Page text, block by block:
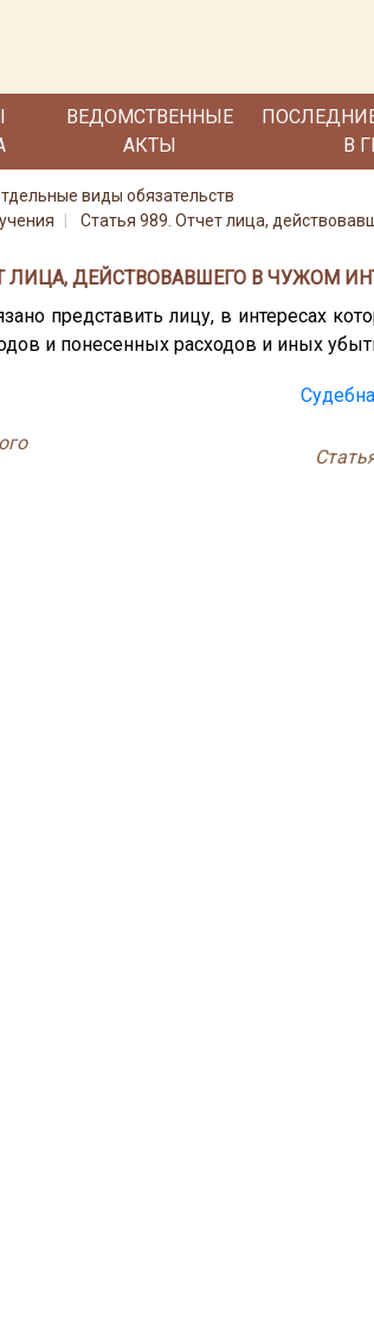
ВЕДОМСТВЕННЫЕ
АКТЫ
В
виды обязательств
Статья 989. Отчет лица,
ЛИЦА, ДЕЙСТВОВАВШЕГО В ЧУЖОМ
представить лицу, в интересах
и понесенных расходов и иных